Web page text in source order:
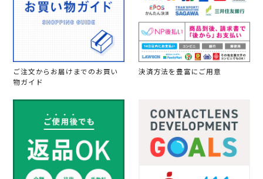
ご注文からお届けまでのお買い
物ガイド
決済方法を豊富にご用意